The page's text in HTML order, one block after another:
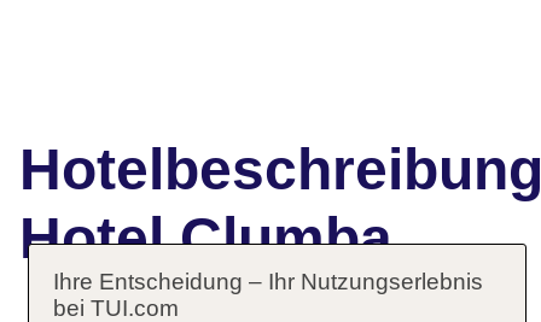
Hotel Clumba
Ihre Entscheidung – Ihr Nutzungserlebnis
bei TUI.com